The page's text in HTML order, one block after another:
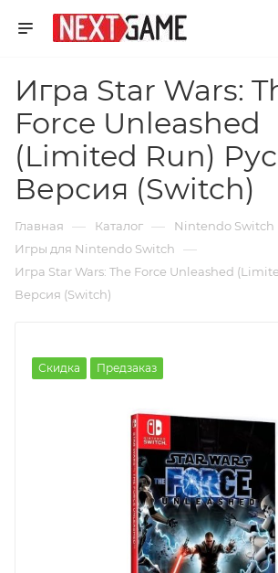
Игра Star Wars:
Force Unleashed
(Limited Run)
Версия (Switch)
Главная — Каталог — Nintendo Switch
Игры для Nintendo Switch —
Игра Star Wars: The Force Unleashed
Версия (Switch)
Скидка Предзаказ